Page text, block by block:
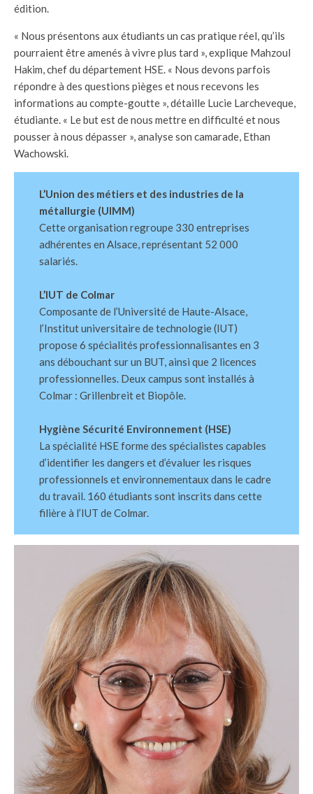
édition.
« Nous présentons aux étudiants un cas pratique réel, qu’ils
pourraient être amenés à vivre plus tard », explique Mahzoul
Hakim, chef du département HSE. « Nous devons parfois
répondre à des questions pièges et nous recevons les
informations au compte-goutte », détaille Lucie Larcheveque,
étudiante. « Le but est de nous mettre en difficulté et nous
pousser à nous dépasser », analyse son camarade, Ethan
Wachowski.
L’Union des métiers et des industries de la
métallurgie (UIMM)
Cette organisation regroupe 330 entreprises
adhérentes en Alsace, représentant 52 000
salariés.
L’IUT de Colmar
Composante de l’Université de Haute-Alsace,
l’Institut universitaire de technologie (IUT)
propose 6 spécialités professionnalisantes en 3
ans débouchant sur un BUT, ainsi que 2 licences
professionnelles. Deux campus sont installés à
Colmar : Grillenbreit et Biopôle.
Hygiène Sécurité Environnement (HSE)
La spécialité HSE forme des spécialistes capables
d’identifier les dangers et d’évaluer les risques
professionnels et environnementaux dans le cadre
du travail. 160 étudiants sont inscrits dans cette
filière à l’IUT de Colmar.